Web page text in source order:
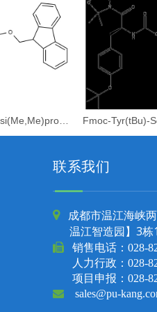
联系我们

成都市温江海峡
温江智造园】3栋
 销售电话： 028-
人力行政：028-
项目申报：028-
 sales@pu-